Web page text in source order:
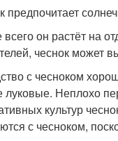
предпочитает
он растёт на
чеснок может
с чесноком
луковые. Неплохо
культур
с чесноком,